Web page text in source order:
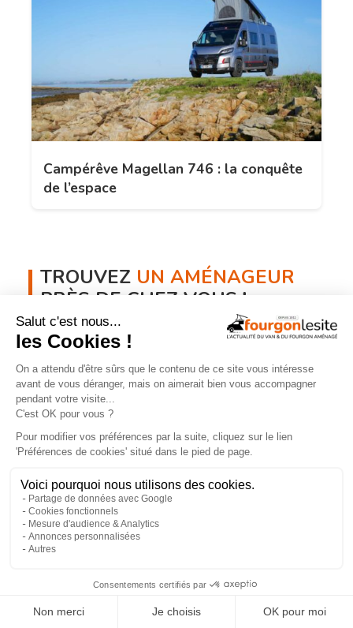
Campérêve Magellan 746 : la conquête
de l’espace
TROUVEZ UN AMÉNAGEUR
PRÈS DE CHEZ VOUS !
260professionnels de l'aménagement de vans
et de fourgons référencés partout en France !
Explorer la carte
Recherche
Aménageurs
Recherche
par services